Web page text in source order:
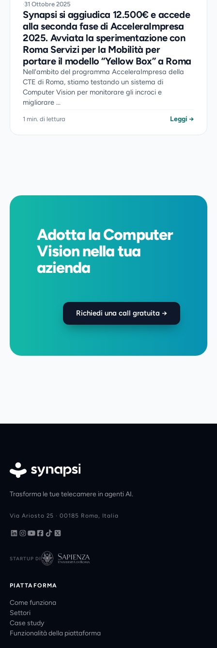
·31 Ottobre 2025
Synapsi si aggiudica 12.500€ e accede
alla seconda fase di AcceleraImpresa
2025. Avviata la sperimentazione con
Roma Servizi per la Mobilità per
portare il modello “Yellow Box” a Roma
Nell'ambito del programma AcceleraImpresa della
CTE di Roma, stiamo testando un sistema di
Computer Vision per monitorare gli incroci e
migliorare ...
1 min. di lettura Leggi →
Adotta la Computer
Vision nella tua
azienda
Richiedi una call gratuita →
Trasforma le tue telecamere in agenti AI.
Via Ariosto 25 · 00185 Roma, Italia
STARTUP DI
PIATTAFORMA
Come funziona
Settori
Case study
Funzionalità della piattaforma